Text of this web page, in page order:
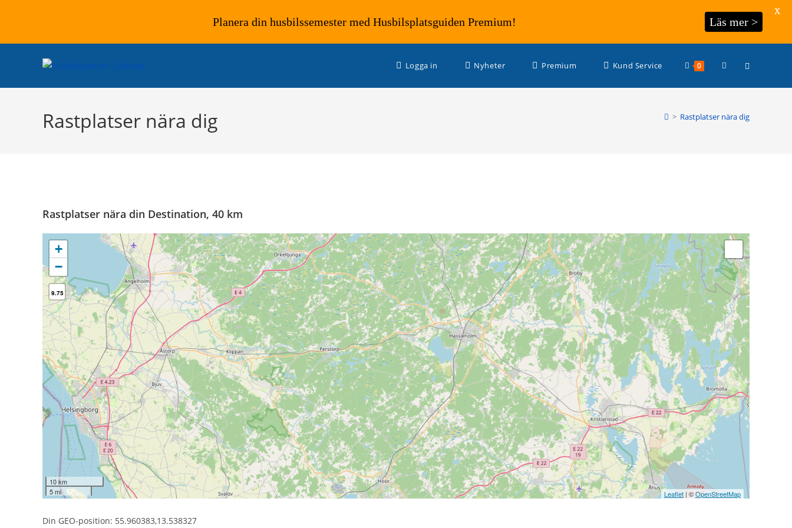
Logga in Nyheter Premium Kund Service 0 Slå
Rastplatser nära dig > Rastplatser nära dig
Rastplatser nära din Destination, 40 km
+
−
9.75
10 km
5 mi
Leaflet | ©OpenStreetMap
Din GEO-position: 55.960383,13.538327
Planera din husbilssemester med Husbilsplatsguiden Premium! Läs mer >
X